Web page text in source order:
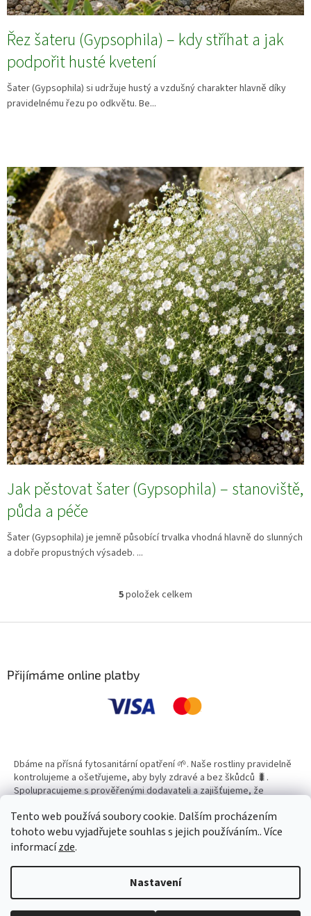
Tento web používá soubory cookie. Dalším procházením
tohoto webu vyjadřujete souhlas s jejich používáním.. Více
informacízde.
Nastavení
Řez šateru (Gypsophila) – kdy stříhat a jak
podpořit husté kvetení
Šater (Gypsophila) si udržuje hustý a vzdušný charakter hlavně díky
pravidelnému řezu po odkvětu. Be...
Jak pěstovat šater (Gypsophila) – stanoviště,
půda a péče
Šater (Gypsophila) je jemně působící trvalka vhodná hlavně do slunných
a dobře propustných výsadeb. ...
O
l
p
r
y
v
ý
p
i
s
u
5položek celkem
Přijímáme online platby
Dbáme na přísná fytosanitární opatření 🌱. Naše rostliny pravidelně
kontrolujeme a ošetřujeme, aby byly zdravé a bez škůdců 🐛.
Spolupracujeme s prověřenými dodavateli a zajišťujeme, že